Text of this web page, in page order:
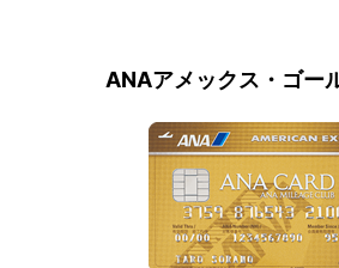
ANAアメックス・ゴー